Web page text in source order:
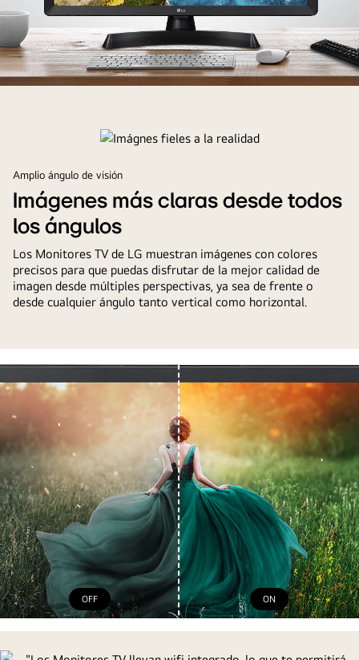
combinación
entre
monitor
con
Amplio ángulo de visión
Imágenes más claras desde todos
los ángulos
Los Monitores TV de LG muestran imágenes con colores
precisos para que puedas disfrutar de la mejor calidad de
imagen desde múltiples perspectivas, ya sea de frente o
desde cualquier ángulo tanto vertical como horizontal.
OFF ON